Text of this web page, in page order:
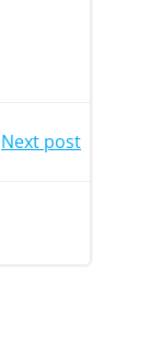
Next post